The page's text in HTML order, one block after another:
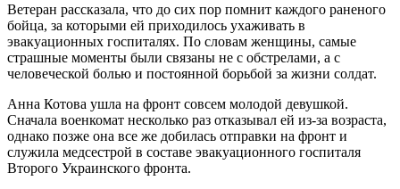
Ветеран рассказала, что до сих пор помнит каждого раненого
бойца, за которыми ей приходилось ухаживать в
эвакуационных госпиталях. По словам женщины, самые
страшные моменты были связаны не с обстрелами, а с
человеческой болью и постоянной борьбой за жизни солдат.
Анна Котова ушла на фронт совсем молодой девушкой.
Сначала военкомат несколько раз отказывал ей из-за возраста,
однако позже она все же добилась отправки на фронт и
служила медсестрой в составе эвакуационного госпиталя
Второго Украинского фронта.